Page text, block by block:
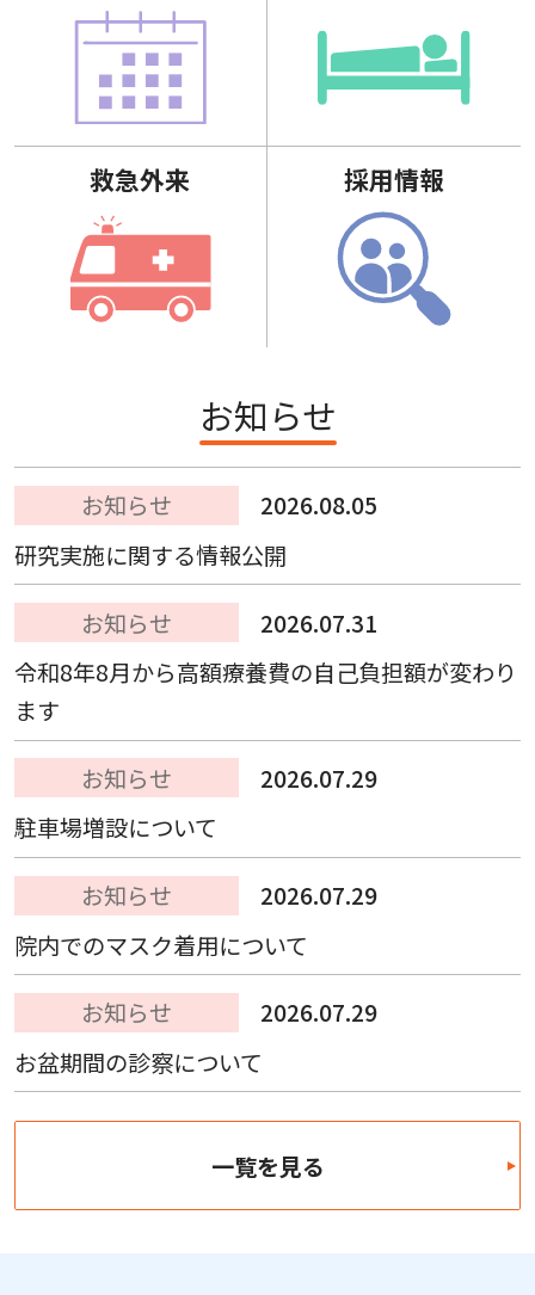
救急外来 採用情報
お知らせ
お知らせ
2026.08.05
研究実施に関する情報公開
お知らせ
2026.07.31
令和8年8月から高額療養費の自己負担額が変わり
ます
お知らせ
2026.07.29
駐車場増設について
お知らせ
2026.07.29
院内でのマスク着用について
お知らせ
2026.07.29
お盆期間の診察について
一覧を見る